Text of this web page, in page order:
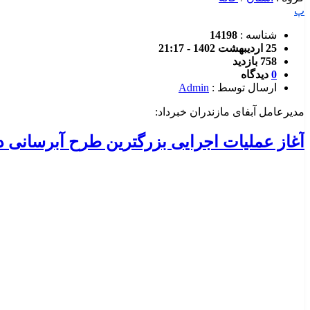
پ
شناسه : 14198
25 اردیبهشت 1402 - 21:17
758 بازدید
0 دیدگاه
ارسال توسط : Admin
مدیرعامل آبفای مازندران خبرداد:
آغاز عملیات اجرایی بزرگترین طرح آبرسانی